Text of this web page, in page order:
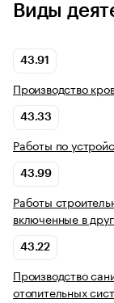
Виды
43.91
Производство
43.33
Работы по
43.99
Работы
включенные в
43.22
Производство
отопительных